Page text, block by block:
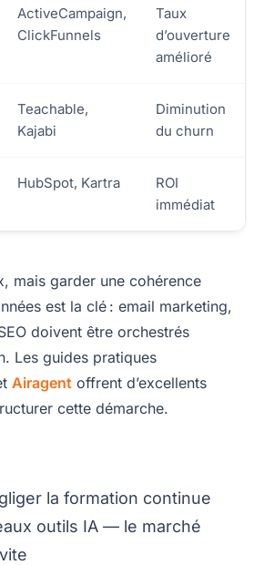
ActiveCampaign,
ClickFunnels
Taux
d’ouverture
amélioré
Teachable,
Kajabi
Diminution
du churn
HubSpot, Kartra
ROI
immédiat
mais garder une cohérence
est la clé : email marketing,
doivent être orchestrés
Les guides pratiques
Airagent offrent d’excellents
cette démarche.
la formation continue
outils IA — le marché